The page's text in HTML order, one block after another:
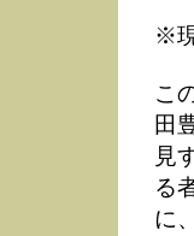
※
こ
田
見
る
に